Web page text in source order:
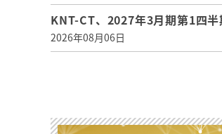
KNT-CT、2027年3月期第1四
2026年08月06日